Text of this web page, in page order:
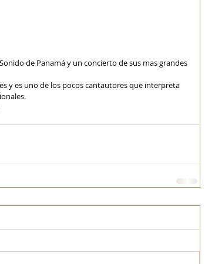
de Panamá y un concierto de sus mas grandes
y es uno de los pocos cantautores que interpreta